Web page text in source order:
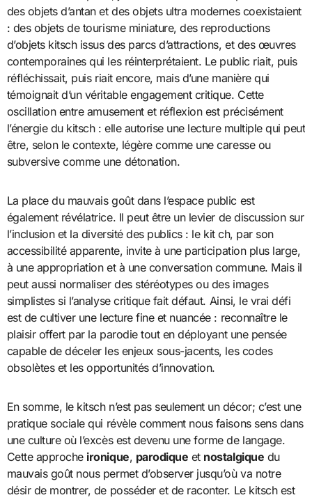
des objets d’antan et des objets ultra modernes coexistaient
: des objets de tourisme miniature, des reproductions
d’objets kitsch issus des parcs d’attractions, et des œuvres
contemporaines qui les réinterprétaient. Le public riait, puis
réfléchissait, puis riait encore, mais d’une manière qui
témoignait d’un véritable engagement critique. Cette
oscillation entre amusement et réflexion est précisément
l’énergie du kitsch : elle autorise une lecture multiple qui peut
être, selon le contexte, légère comme une caresse ou
subversive comme une détonation.
La place du mauvais goût dans l’espace public est
également révélatrice. Il peut être un levier de discussion sur
l’inclusion et la diversité des publics : le kit ch, par son
accessibilité apparente, invite à une participation plus large,
à une appropriation et à une conversation commune. Mais il
peut aussi normaliser des stéréotypes ou des images
simplistes si l’analyse critique fait défaut. Ainsi, le vrai défi
est de cultiver une lecture fine et nuancée : reconnaître le
plaisir offert par la parodie tout en déployant une pensée
capable de déceler les enjeux sous-jacents, les codes
obsolètes et les opportunités d’innovation.
En somme, le kitsch n’est pas seulement un décor; c’est une
pratique sociale qui révèle comment nous faisons sens dans
une culture où l’excès est devenu une forme de langage.
Cette approche ironique, parodique et nostalgique du
mauvais goût nous permet d’observer jusqu’où va notre
désir de montrer, de posséder et de raconter. Le kitsch est